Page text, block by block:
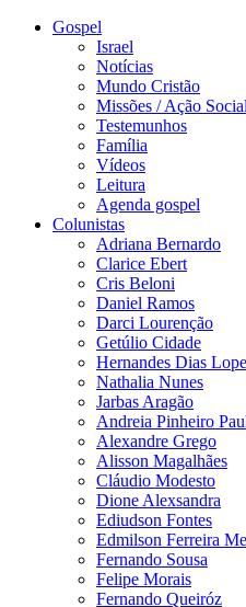
Gospel
Israel
Notícias
Mundo Cristão
Missões / Ação Social
Testemunhos
Família
Vídeos
Leitura
Agenda gospel
Colunistas
Adriana Bernardo
Clarice Ebert
Cris Beloni
Daniel Ramos
Darci Lourenção
Getúlio Cidade
Hernandes Dias
Nathalia Nunes
Jarbas Aragão
Andreia Pinheiro
Alexandre Grego
Alisson Magalhães
Cláudio Modesto
Dione Alexsandra
Ediudson Fontes
Edmilson Ferreira
Fernando Sousa
Felipe Morais
Fernando Queiróz